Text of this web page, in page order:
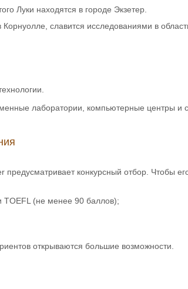
Луки находятся в городе Экзетер.
славится исследованиями в
лаборатории, компьютерные центры и
предусматривает конкурсный отбор. Чтобы
TOEFL (не менее 90 баллов);
открываются большие возможности.